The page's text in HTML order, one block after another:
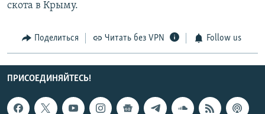
скота в Крыму.
Поделиться Читать без VPN Follow us
ПРИСОЕДИНЯЙТЕСЬ!